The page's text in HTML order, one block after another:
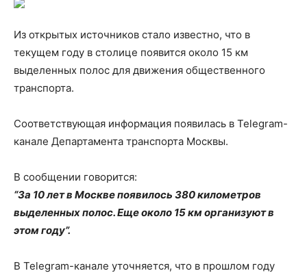
Из открытых источников стало известно, что в
текущем году в столице появится около 15 км
выделенных полос для движения общественного
транспорта.
Соответствующая информация появилась в Telegram-
канале Департамента транспорта Москвы.
В сообщении говорится:
“За 10 лет в Москве появилось 380 километров
выделенных полос. Еще около 15 км организуют в
этом году”.
В Telegram-канале уточняется, что в прошлом году